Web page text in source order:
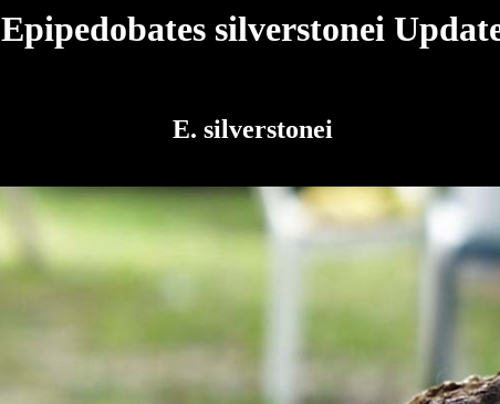
Epipedobates silverstonei
E. silverstonei